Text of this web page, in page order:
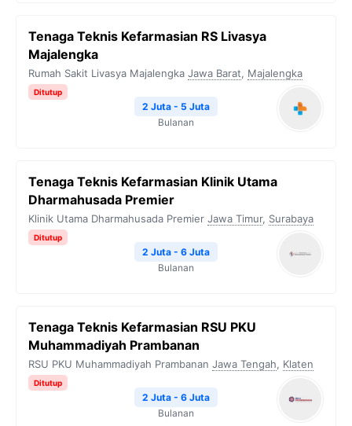
Tenaga Teknis Kefarmasian RS Livasya
Majalengka
Rumah Sakit Livasya Majalengka Jawa Barat, Majalengka
Ditutup
2 Juta - 5 Juta
Bulanan
Tenaga Teknis Kefarmasian Klinik Utama
Dharmahusada Premier
Klinik Utama Dharmahusada Premier Jawa Timur, Surabaya
Ditutup
2 Juta - 6 Juta
Bulanan
Tenaga Teknis Kefarmasian RSU PKU
Muhammadiyah Prambanan
RSU PKU Muhammadiyah Prambanan Jawa Tengah, Klaten
Ditutup
2 Juta - 6 Juta
Bulanan